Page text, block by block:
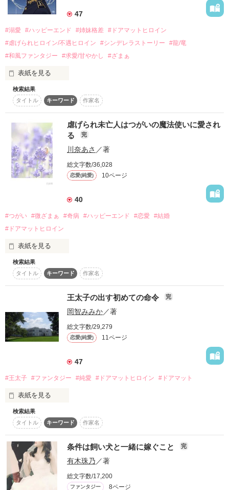
《執筆期間》
2024.03.31 〜 2024.04.12
この作品を長編化したものが、
『毒家族に虐げられていましたが、
極上御曹司の最愛に救われ愛の証を身ごもりました』
というタイトルで公開中・マカロン文庫にて発売中です。
ぜひこちらもお読みください⋈˖°
作品を読む
これは夢だ。本当に会えるわけないのに。
王宮の夜会に招待されて行くことになるのだが、
継母が用意したのはボロキレのようなドレスで……。
１０／７（月）完結
47
#溺愛 #ハッピーエンド #姉妹格差
#ドアマットヒロイン
#虐げられヒロイン/不遇ヒロイン
#シンデレラストーリー
#龍/竜
#和風ファンタジー
#求愛/甘やかし #ざまぁ
表紙を見る
和風ファンタジー。
眞白（ましろ）は姉に虐待されていた。
雉のコウヤだけが友達だ。
コウヤはこの国の皇子である虹夜（こうや）から名前をもらっ
ていた。
姉は銀の龍に変化できる。
昔、帝である金の龍は銀の龍の姫を娶った。
だから姉は皇族に嫁ぐだろうと言われていた。
眞白が野草をとって帰ると、姉がコウヤを都からの使者の料理
にするという。
村に来た使者の中に、見目麗しい青年がいて……。
7月7日に完結。
検索結果
タイトル
キーワード 作家名
虐げられ未亡人はつがいの魔法使いに愛され
る
完
川奈あさ ／著
総文字数/36,028
恋愛(純愛) 10ページ
40
#つがい #微ざまぁ #奇病 #ハッピーエンド #恋愛 #結婚
#ドアマットヒロイン
表紙を見る
嫁いだ先で奴隷のように働かされているイリス。
夫が死んだ今も、義父のいいように扱われていた。
そんな日々に救いを差し伸べるように彼女の胸に痣が浮かび上
がる。
それはこの国の奇病「花蜜病」の紋章。
最終的に死に至ってしまう「フローラ」と
アピスのキスで病の進行を抑えることができるため
国ではペアの結婚が義務付けられていた。
しかしイリスを失うわけにいかない義親は
国の義務を放棄してイリスを閉じ込めて……
柔らかい日々に戸惑いながら恋をするお話です
検索結果
タイトル
キーワード 作家名
王太子の出す初めての命令 完
岡智みみか／著
総文字数/29,279
恋愛(純愛) 11ページ
47
#王太子 #ファンタジー #純愛 #ドアマットヒロイン #ドアマット
表紙を見る
もう過去に囚われる必要がないって、なんて自由なんだろう。
私はくるりと回って、スカート裾を翻す。それは午後の穏やか
な風に吹かれ軽やかに舞い上がった
検索結果
タイトル
キーワード 作家名
条件は飼い犬と一緒に嫁ぐこと 完
有木珠乃 ／著
総文字数/17,200
ファンタジー 8ページ